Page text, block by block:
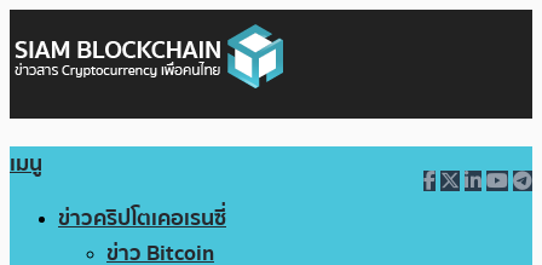
เมนู
ข่าวคริปโตเคอเรนซี่
ข่าว Bitcoin